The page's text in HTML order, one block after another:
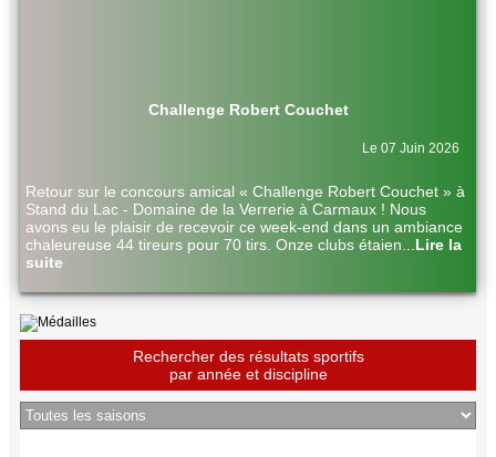
Challenge Robert Couchet
Le 07 Juin 2026
Retour sur le concours amical « Challenge Robert Couchet » à
Stand du Lac - Domaine de la Verrerie à Carmaux ! Nous
avons eu le plaisir de recevoir ce week-end dans un ambiance
chaleureuse 44 tireurs pour 70 tirs. Onze clubs étaien
Lire la
suite
Rechercher des résultats sportifs
par année et discipline